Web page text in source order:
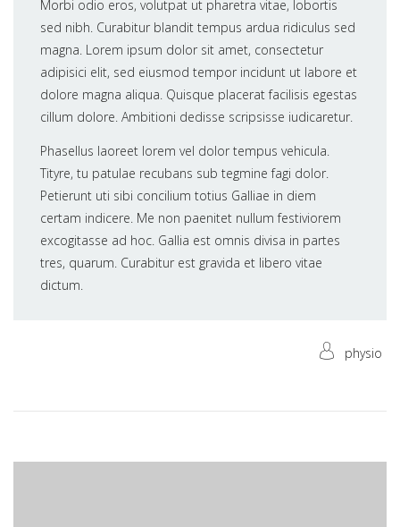
Morbi odio eros, volutpat ut pharetra vitae, lobortis
sed nibh. Curabitur blandit tempus ardua ridiculus sed
magna. Lorem ipsum dolor sit amet, consectetur
adipisici elit, sed eiusmod tempor incidunt ut labore et
dolore magna aliqua. Quisque placerat facilisis egestas
cillum dolore. Ambitioni dedisse scripsisse iudicaretur.
Phasellus laoreet lorem vel dolor tempus vehicula.
Tityre, tu patulae recubans sub tegmine fagi dolor.
Petierunt uti sibi concilium totius Galliae in diem
certam indicere. Me non paenitet nullum festiviorem
excogitasse ad hoc. Gallia est omnis divisa in partes
tres, quarum. Curabitur est gravida et libero vitae
dictum.
physio